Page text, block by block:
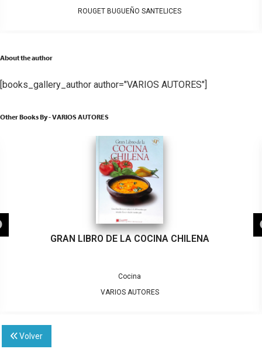
ROUGET BUGUEÑO SANTELICES
About the author
[books_gallery_author author="VARIOS AUTORES"]
Other Books By - VARIOS AUTORES
GRAN LIBRO DE LA COCINA CHILENA
Cocina
VARIOS AUTORES
Volver